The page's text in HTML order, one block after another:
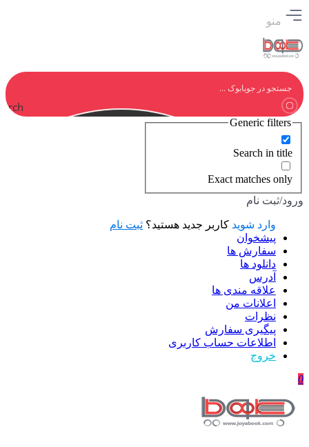
منو
Generic filters
Search in title
Exact matches only
ورود/ثبت نام
وارد شوید کاربر جدید هستید؟ ثبت نام
پیشخوان
سفارش ها
دانلود ها
آدرس
علاقه مندی ها
اعلانات من
نظرات
پیگیری سفارش
اطلاعات حساب كاربری
خروج
0